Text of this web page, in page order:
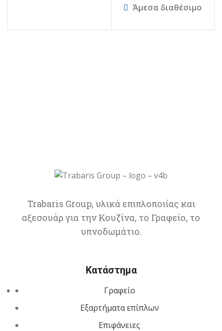
Άμεσα διαθέσιμο
Trabaris Group, υλικά επιπλοποιίας και
αξεσουάρ για την Κουζίνα, το Γραφείο, το
υπνοδωμάτιο.
Κατάστημα
Γραφείο
Εξαρτήματα επίπλων
Επιφάνειες